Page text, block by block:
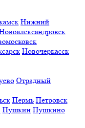
Нижний
Новочеркасск
Отрадный
Пермь Петровск
Пушкин Пушкино